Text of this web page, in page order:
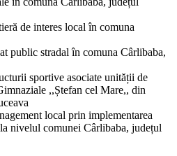
de interes local în comuna
public stradal în comuna Cârlibaba,
sportive asociate unității de
,,Ștefan cel Mare,, din
local prin implementarea
nivelul comunei Cârlibaba, județul